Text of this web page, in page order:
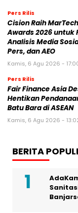
Awards 2026 untuk
Analisis Media
Pers, dan AEO
Kamis, 6 Agu 2026 -
Pers Rilis
Hentikan
Batu Bara di ASEAN
Kamis, 6 Agu 2026 -